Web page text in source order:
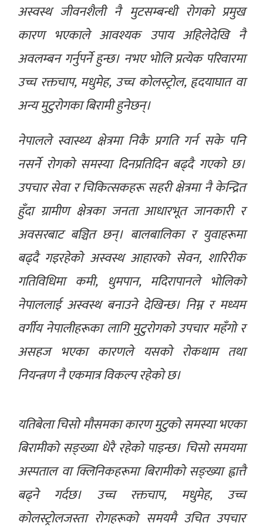
अस्वस्थ जीवनशैली नै मुटसम्बन्धी रोगको प्रमुख
कारण भएकाले आवश्यक उपाय अहिलेदेखि नै
अवलम्बन गर्नुपर्ने हुन्छ। नभए भोलि प्रत्येक परिवारमा
उच्च रक्तचाप, मधुमेह, उच्च कोलस्ट्रोल, हृदयाघात वा
अन्य मुटुरोगका बिरामी हुनेछन्।
नेपालले स्वास्थ्य क्षेत्रमा निकै प्रगति गर्न सके पनि
नसर्ने रोगको समस्या दिनप्रतिदिन बढ्दै गएको छ।
उपचार सेवा र चिकित्सकहरू सहरी क्षेत्रमा नै केन्द्रित
हुँदा ग्रामीण क्षेत्रका जनता आधारभूत जानकारी र
अवसरबाट बञ्चित छन्। बालबालिका र युवाहरूमा
बढ्दै गइरहेको अस्वस्थ आहारको सेवन, शारिरीक
गतिविधिमा कमी, धुमपान, मदिरापानले भोलिको
नेपाललाई अस्वस्थ बनाउने देखिन्छ। निम्न र मध्यम
वर्गीय नेपालीहरूका लागि मुटुरोगको उपचार महँगो र
असहज भएका कारणले यसको रोकथाम तथा
नियन्त्रण नै एकमात्र विकल्प रहेको छ।
यतिबेला चिसो मौसमका कारण मुटुको समस्या भएका
बिरामीको सङ्ख्या धेरै रहेको पाइन्छ। चिसो समयमा
अस्पताल वा क्लिनिकहरूमा बिरामीको सङ्ख्या ह्वात्तै
बढ्ने गर्दछ। उच्च रक्तचाप, मधुमेह, उच्च
कोलस्ट्रोलजस्ता रोगहरूको समयमै उचित उपचार